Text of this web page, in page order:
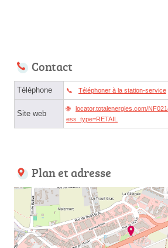
Contact
Téléphone Téléphoner à la station-service
Site web
locator.totalenergies.com/
ess_type=RETAIL
Plan et adresse